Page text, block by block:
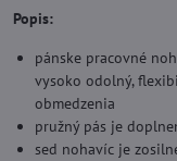
Popis:
pánske pracovné
vysoko odolný,
obmedzenia
pružný pás je
sed nohavíc je